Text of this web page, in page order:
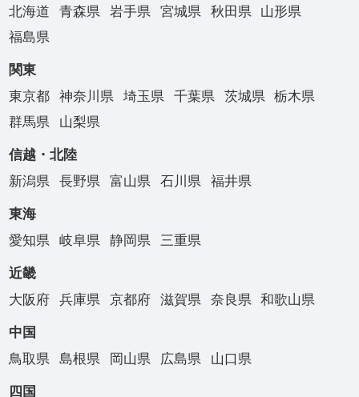
北海道
青森県 岩手県 宮城県 秋田県
山形県
福島県
関東
東京都
神奈川県 埼玉県 千葉県 茨城県
栃木県
群馬県
山梨県
信越・北陸
新潟県
長野県 富山県 石川県 福井県
東海
愛知県
岐阜県 静岡県 三重県
近畿
大阪府
兵庫県 京都府 滋賀県 奈良県 和歌山県
中国
鳥取県
島根県 岡山県 広島県 山口県
四国